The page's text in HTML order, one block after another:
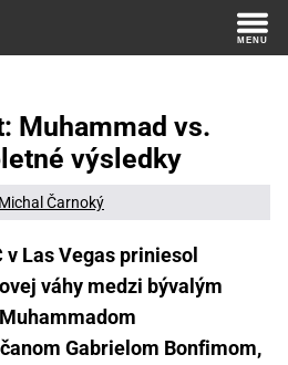
Muhammad vs.
výsledky
Michal Čarnoký
Las Vegas priniesol
váhy medzi bývalým
Gabrielom Bonfimom,